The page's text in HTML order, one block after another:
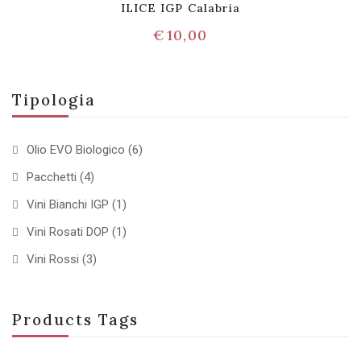
Tipologia
Olio EVO Biologico (6)
Pacchetti (4)
Vini Bianchi IGP (1)
Vini Rosati DOP (1)
Vini Rossi (3)
Products Tags
ILICE IGP Calabria
€10,00